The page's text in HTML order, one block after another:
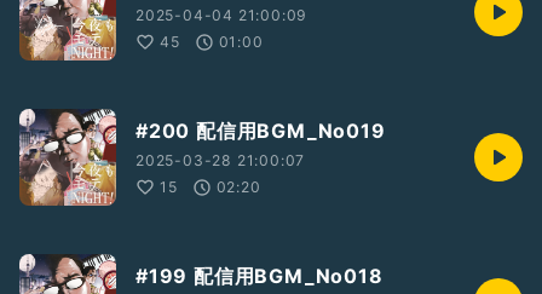
2025-04-04 21:00:09
45
01:00
#200 配信用BGM_No019
2025-03-28 21:00:07
15
02:20
#199 配信用BGM_No018